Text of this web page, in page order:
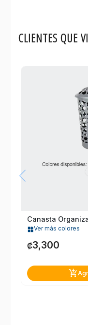
CLIENTES QUE
widgetsVer más colores
₡3,300
add_shopping_cart